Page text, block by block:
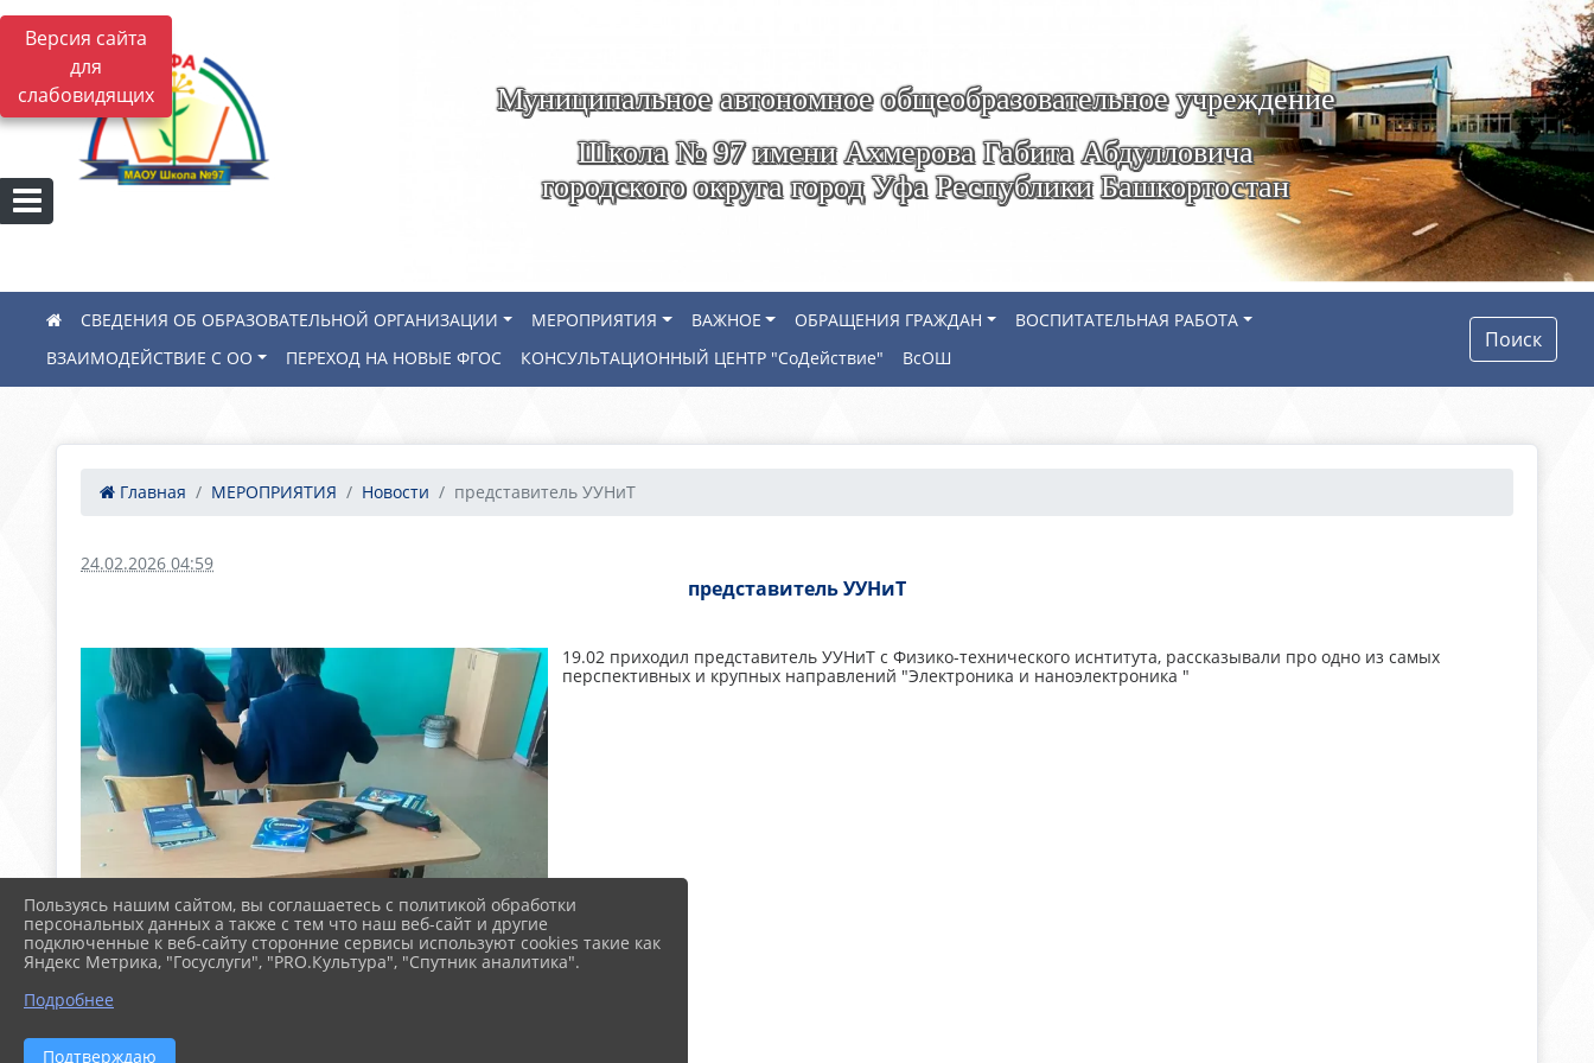
Версия сайта
для
слабовидящих
Муниципальное автономное общеобразовательное учреждение
Школа № 97 имени Ахмерова Габита Абдулловича
городского округа город Уфа Республики Башкортостан
СВЕДЕНИЯ ОБ ОБРАЗОВАТЕЛЬНОЙ ОРГАНИЗАЦИИ МЕРОПРИЯТИЯ ВАЖНОЕ ОБРАЩЕНИЯ ГРАЖДАН
ВОСПИТАТЕЛЬНАЯ РАБОТА
ВЗАИМОДЕЙСТВИЕ С ОО
ПЕРЕХОД НА НОВЫЕ ФГОС КОНСУЛЬТАЦИОННЫЙ ЦЕНТР "СоДействие" ВсОШ
Поиск
Главная МЕРОПРИЯТИЯ Новости представитель УУНиТ
24.02.2026 04:59
представитель УУНиТ
19.02 приходил представитель УУНиТ с Физико-технического иснтитута, рассказывали про одно из самых
перспективных и крупных направлений "Электроника и наноэлектроника "
Пользуясь нашим сайтом, вы соглашаетесь с политикой обработки
персональных данных а также с тем что наш веб-сайт и другие
подключенные к веб-сайту сторонние сервисы используют cookies такие как
Яндекс Метрика, "Госуслуги", "PRO.Культура", "Спутник аналитика".
Подробнее
Подтверждаю